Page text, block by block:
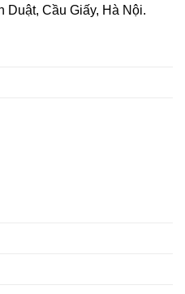
Duật, Cầu Giấy, Hà Nội.